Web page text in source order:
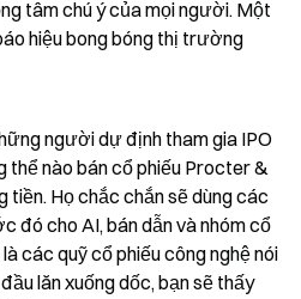
tâm chú ý của mọi người. Một
hiệu bong bóng thị trường
người dự định tham gia IPO
thể nào bán cổ phiếu Procter &
tiền. Họ chắc chắn sẽ dùng các
đó cho AI, bán dẫn và nhóm cổ
các quỹ cổ phiếu công nghệ nói
lăn xuống dốc, bạn sẽ thấy